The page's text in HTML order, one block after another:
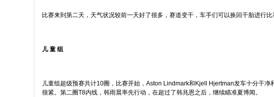
比赛来到第二天，天气状况较前一天好了很多，赛道变干，车手们可以换回干胎进行
儿 童 组
儿童组超级预赛共计10圈，比赛开始，Aston Lindmark和Kjell Hjertman发车十分干
很紧。第二圈T8内线，韩雨晨率先行动，在超过了韩兆恩之后，继续瞄准夏博闻。